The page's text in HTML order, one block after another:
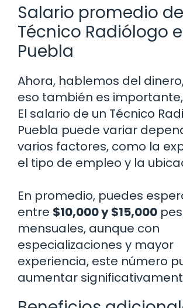
Salario promedio
Técnico Radiólogo
Puebla
Ahora, hablemos del
eso también es
El salario de un Técnico
Puebla puede variar
varios factores, como la
el tipo de empleo y la
En promedio, puedes
entre $10,000 y $15,000
mensuales, aunque con
especializaciones y mayor
experiencia, este número
aumentar